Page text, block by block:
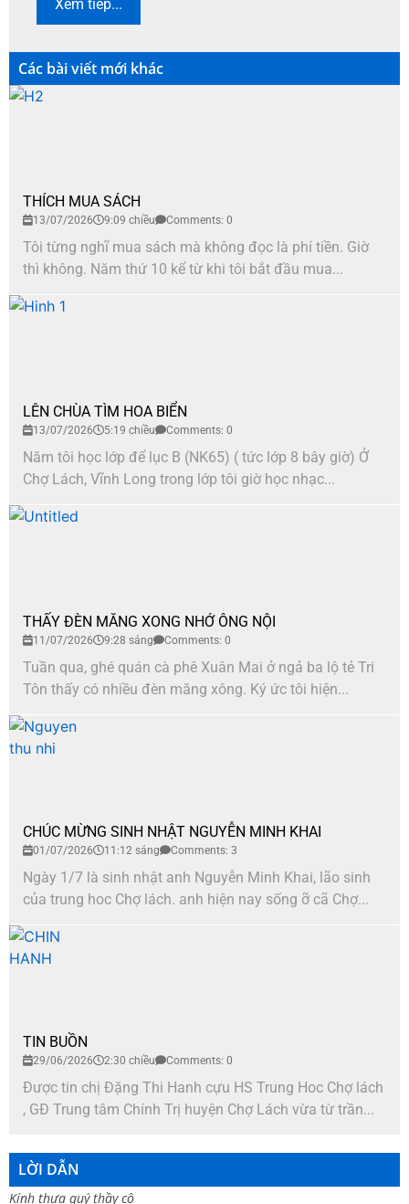
Xem tiếp...
Các bài viết mới khác
THÍCH MUA SÁCH
13/07/2026 9:09 chiều Comments: 0
Tôi từng nghĩ mua sách mà không đọc là phí tiền. Giờ
thì không. Năm thứ 10 kể từ khi tôi bắt đầu mua...
LÊN CHÙA TÌM HOA BIỂN
13/07/2026 5:19 chiều Comments: 0
Năm tôi học lớp để lục B (NK65) ( tức lớp 8 bây giờ) Ở
Chợ Lách, Vĩnh Long trong lớp tôi giờ học nhạc...
THẤY ĐÈN MĂNG XONG NHỚ ÔNG NỘI
11/07/2026 9:28 sáng Comments: 0
Tuần qua, ghé quán cà phê Xuân Mai ở ngả ba lộ tẻ Tri
Tôn thấy có nhiều đèn măng xông. Ký ức tôi hiện...
CHÚC MỪNG SINH NHẬT NGUYỄN MINH KHAI
01/07/2026 11:12 sáng Comments: 3
Ngày 1/7 là sinh nhật anh Nguyễn Minh Khai, lão sinh
của trung hoc Chợ lách. anh hiện nay sống ỡ cã Chợ...
TIN BUỒN
29/06/2026 2:30 chiều Comments: 0
Được tin chị Đặng Thi Hanh cựu HS Trung Hoc Chợ lách
, GĐ Trung tâm Chính Trị huyện Chợ Lách vừa từ trần...
LỜI DẪN
Kính thưa quý thầy cô